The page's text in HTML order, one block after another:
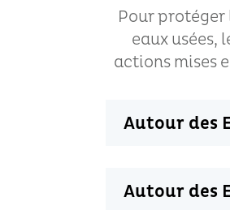
Pour protéger
eaux usées,
actions mises
Autour des
Autour des